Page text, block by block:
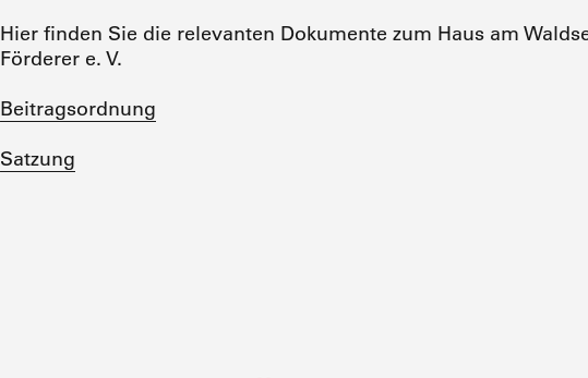
Hier finden Sie die relevanten Dokumente zum Haus am
Förderer e. V.
Beitragsordnung
Satzung